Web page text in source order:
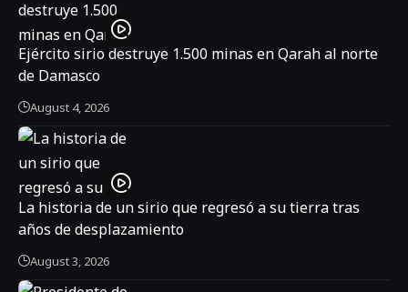
Ejército sirio destruye 1.500 minas en Qarah al norte
de Damasco
August 4, 2026
La historia de un sirio que regresó a su tierra tras
años de desplazamiento
August 3, 2026